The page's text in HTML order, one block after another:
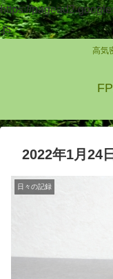
https://
.js
高気
2022年1月24
日々の記録